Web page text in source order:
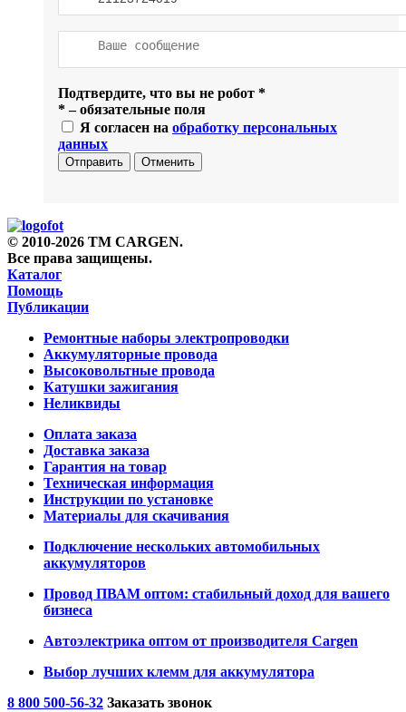
Подтвердите, что вы не робот *
*– обязательные поля
Я согласен на обработку персональных
данных
Отправить Отменить
© 2010-2026 TM CARGEN.
Все права защищены.
Каталог
Помощь
Публикации
Ремонтные наборы электропроводки
Аккумуляторные провода
Высоковольтные провода
Катушки зажигания
Неликвиды
Оплата заказа
Доставка заказа
Гарантия на товар
Техническая информация
Инструкции по установке
Материалы для скачивания
Подключение нескольких автомобильных
аккумуляторов
Провод ПВАМ оптом: стабильный доход для вашего
бизнеса
Автоэлектрика оптом от производителя Cargen
Выбор лучших клемм для аккумулятора
8 800 500-56-32 Заказать звонок